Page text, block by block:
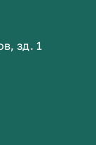
зд. 1